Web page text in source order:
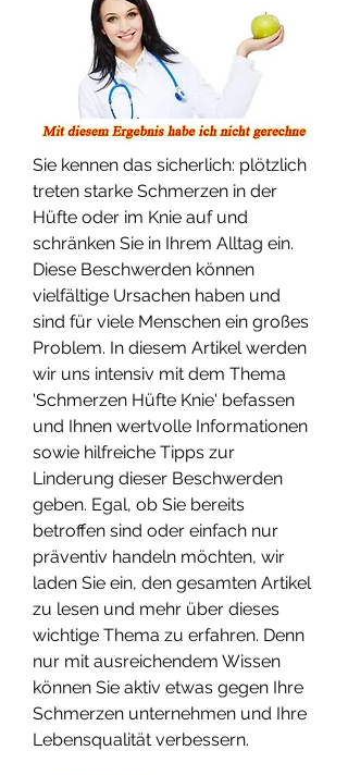
Sie kennen das sicherlich: plötzlich
treten starke Schmerzen in der
Hüfte oder im Knie auf und
schränken Sie in Ihrem Alltag ein.
Diese Beschwerden können
vielfältige Ursachen haben und
sind für viele Menschen ein großes
Problem. In diesem Artikel werden
wir uns intensiv mit dem Thema
'Schmerzen Hüfte Knie' befassen
und Ihnen wertvolle Informationen
sowie hilfreiche Tipps zur
Linderung dieser Beschwerden
geben. Egal, ob Sie bereits
betroffen sind oder einfach nur
präventiv handeln möchten, wir
laden Sie ein, den gesamten Artikel
zu lesen und mehr über dieses
wichtige Thema zu erfahren. Denn
nur mit ausreichendem Wissen
können Sie aktiv etwas gegen Ihre
Schmerzen unternehmen und Ihre
Lebensqualität verbessern.